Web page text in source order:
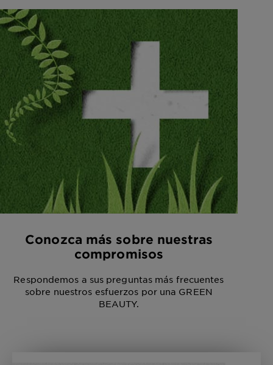
Conozca más sobre nuestras
compromisos
Respondemos a sus preguntas más frecuentes
sobre nuestros esfuerzos por una GREEN
BEAUTY.